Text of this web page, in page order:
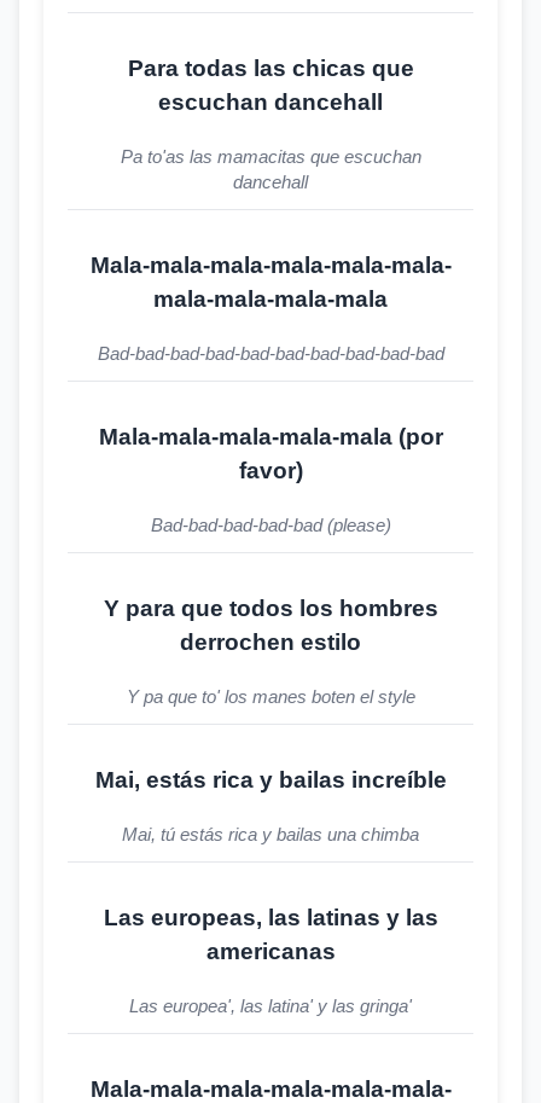
Para todas las chicas que
escuchan dancehall
Pa to'as las mamacitas que escuchan
dancehall
Mala-mala-mala-mala-mala-mala-
mala-mala-mala-mala
Bad-bad-bad-bad-bad-bad-bad-bad-bad-bad
Mala-mala-mala-mala-mala (por
favor)
Bad-bad-bad-bad-bad (please)
Y para que todos los hombres
derrochen estilo
Y pa que to' los manes boten el style
Mai, estás rica y bailas increíble
Mai, tú estás rica y bailas una chimba
Las europeas, las latinas y las
americanas
Las europea', las latina' y las gringa'
Mala-mala-mala-mala-mala-mala-